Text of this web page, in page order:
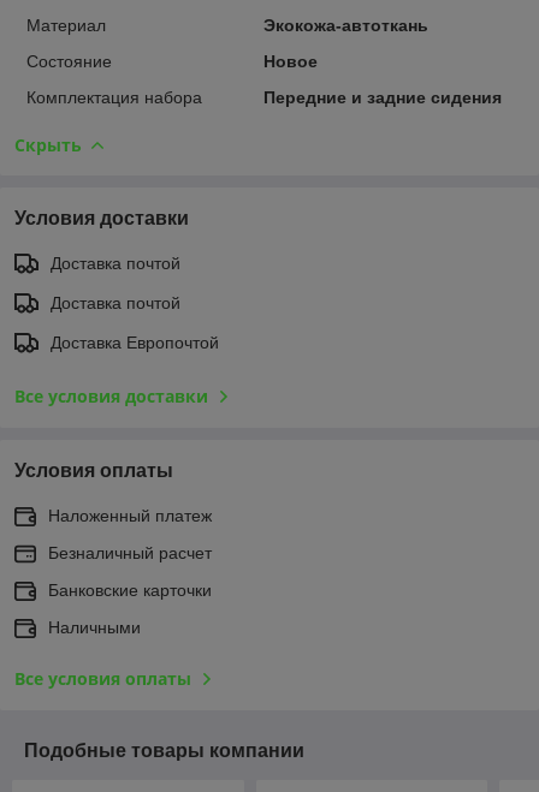
Материал
Экокожа-автоткань
Состояние
Новое
Комплектация набора
Передние и задние сидения
Скрыть
Условия доставки
Доставка почтой
Доставка почтой
Доставка Европочтой
Все условия доставки
Условия оплаты
Наложенный платеж
Безналичный расчет
Банковские карточки
Наличными
Все условия оплаты
Подобные товары компании